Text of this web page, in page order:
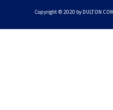
Copyright © 2020 by DULTON